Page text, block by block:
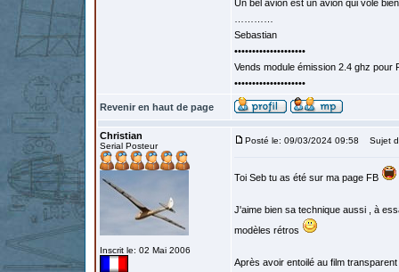
Un bel avion est un avion qui vole
Sebastian
••••••••••••••••••••
Vends module émission 2.4 ghz
••••••••••••••••••••
Revenir en haut de page
Christian
Serial Posteur
Inscrit le: 02 Mai 2006
Posté le: 09/03/2024 09:58 Sujet
Toi Seb tu as été sur ma page FB
J'aime bien sa technique aussi , à
modèles rétros
Après avoir entoilé au film